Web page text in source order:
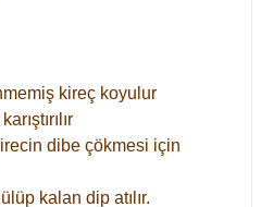
kireç koyulur
dibe çökmesi için
kalan dip atılır.